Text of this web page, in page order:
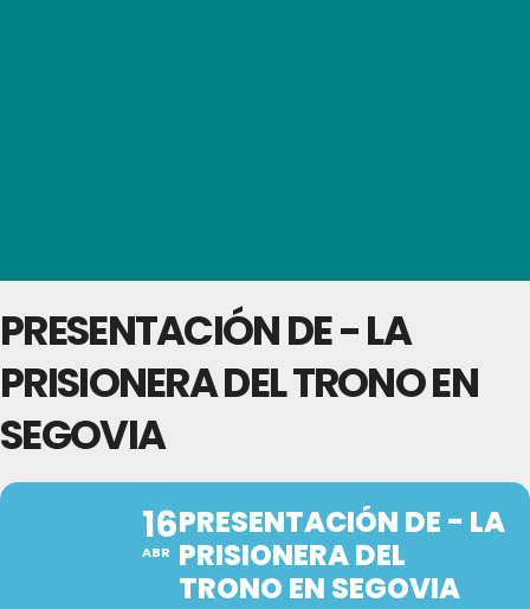
PRESENTACIÓN DE - LA
PRISIONERA DEL TRONO EN
SEGOVIA
16
ABR
PRESENTACIÓN DE - LA
PRISIONERA DEL
TRONO EN SEGOVIA